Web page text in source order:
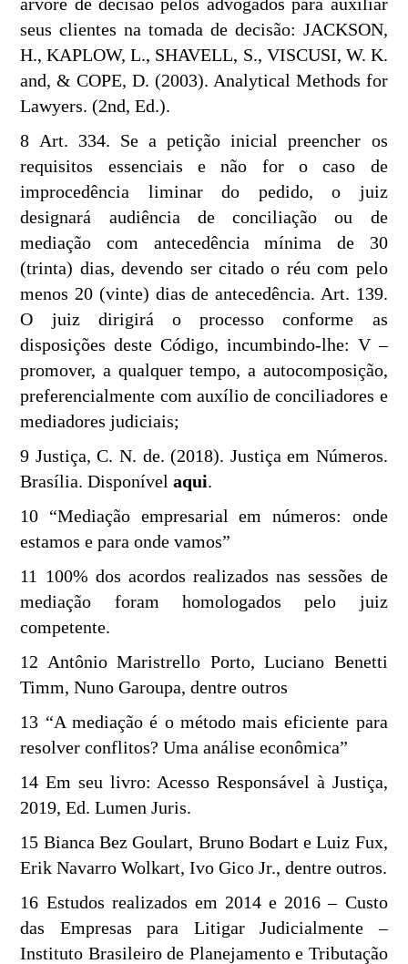
seus clientes na tomada de decisão: JACKSON,
H., KAPLOW, L., SHAVELL, S., VISCUSI, W. K.
and, & COPE, D. (2003). Analytical Methods for
Lawyers. (2nd, Ed.).
8 Art. 334. Se a petição inicial preencher os
requisitos essenciais e não for o caso de
improcedência liminar do pedido, o juiz
designará audiência de conciliação ou de
mediação com antecedência mínima de 30
(trinta) dias, devendo ser citado o réu com pelo
menos 20 (vinte) dias de antecedência. Art. 139.
O juiz dirigirá o processo conforme as
disposições deste Código, incumbindo-lhe: V –
promover, a qualquer tempo, a autocomposição,
preferencialmente com auxílio de conciliadores e
mediadores judiciais;
9 Justiça, C. N. de. (2018). Justiça em Números.
Brasília. Disponívelaqui.
10 “Mediação empresarial em números: onde
estamos e para onde vamos”
11 100% dos acordos realizados nas sessões de
mediação foram homologados pelo juiz
competente.
12 Antônio Maristrello Porto, Luciano Benetti
Timm, Nuno Garoupa, dentre outros
13 “A mediação é o método mais eficiente para
resolver conflitos? Uma análise econômica”
14 Em seu livro: Acesso Responsável à Justiça,
2019, Ed. Lumen Juris.
15 Bianca Bez Goulart, Bruno Bodart e Luiz Fux,
Erik Navarro Wolkart, Ivo Gico Jr., dentre outros.
16 Estudos realizados em 2014 e 2016 – Custo
das Empresas para Litigar Judicialmente –
Instituto Brasileiro de Planejamento e Tributação